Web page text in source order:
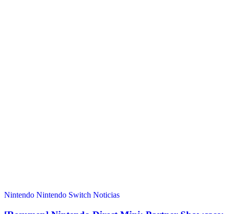
Nintendo Nintendo Switch Noticias